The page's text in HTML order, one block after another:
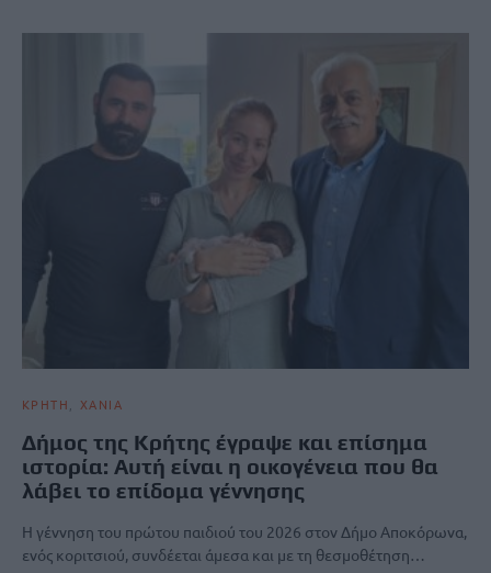
ΚΡΗΤΗ ΧΑΝΙΑ
Δήμος της Κρήτης έγραψε και επίσημα
ιστορία: Αυτή είναι η οικογένεια που θα
λάβει το επίδομα γέννησης
Η γέννηση του πρώτου παιδιού του 2026 στον Δήμο Αποκόρωνα,
ενός κοριτσιού, συνδέεται άμεσα και με τη θεσμοθέτηση…